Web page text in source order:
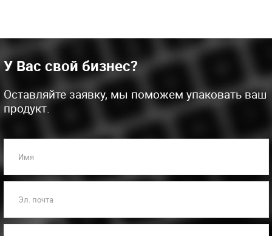
У Вас свой бизнес?
Оставляйте заявку, мы поможем упаковать ваш
продукт.
Имя
Эл. почта